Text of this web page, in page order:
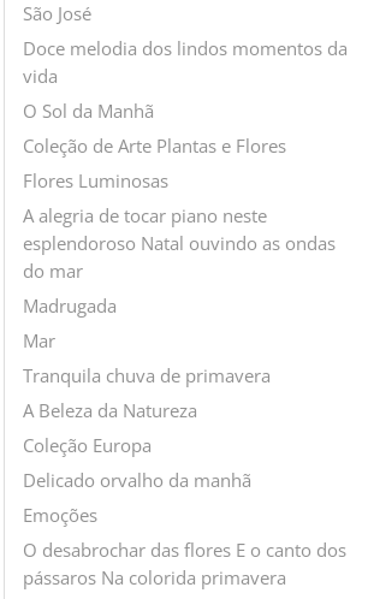
São José
Doce melodia dos lindos momentos da
vida
O Sol da Manhã
Coleção de Arte Plantas e Flores
Flores Luminosas
A alegria de tocar piano neste
esplendoroso Natal ouvindo as ondas
do mar
Madrugada
Mar
Tranquila chuva de primavera
A Beleza da Natureza
Coleção Europa
Delicado orvalho da manhã
Emoções
O desabrochar das flores E o canto dos
pássaros Na colorida primavera